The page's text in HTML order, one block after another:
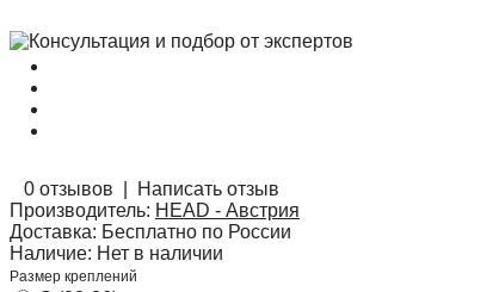
0 отзывов
Написать отзыв
Производитель: HEAD - Австрия
Доставка: Бесплатно по России
Наличие: Нет в наличии
Размер креплений